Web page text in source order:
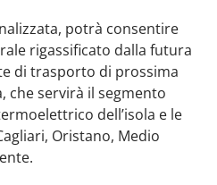
potrà consentire
rigassificato dalla futura
di trasporto di prossima
che servirà il segmento
dell’isola e le
Oristano, Medio